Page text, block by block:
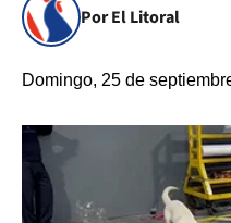
Por El Litoral
Domingo, 25 de